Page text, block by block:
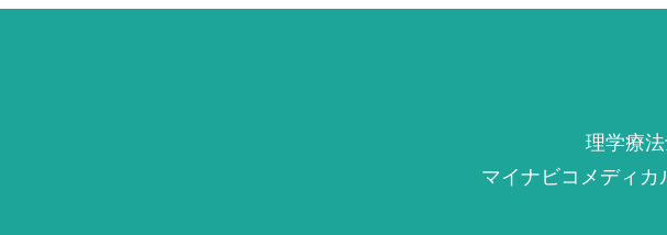
理学療
マイナビコメディカ